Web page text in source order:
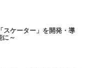
スケーター」を開発・導
に～